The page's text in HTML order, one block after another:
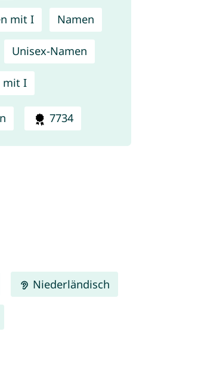
mit I Namen
Unisex-Namen
mit I
7734
Niederländisch